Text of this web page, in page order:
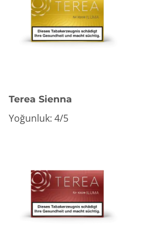
Terea Sienna
Yoğunluk: 4/5